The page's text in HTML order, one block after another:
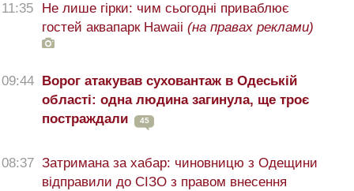
11:35
Не лише гірки: чим сьогодні приваблює
гостей аквапарк Hawaii (на правах реклами)
09:44
Ворог атакував суховантаж в Одеській
області: одна людина загинула, ще троє
постраждали
45
08:37 Затримана за хабар: чиновницю з Одещини
відправили до СІЗО з правом внесення